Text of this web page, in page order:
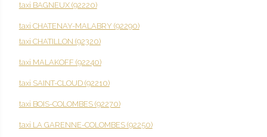
taxi BAGNEUX (92220)
taxi CHATENAY-MALABRY (92290)
taxi CHATILLON (92320)
taxi MALAKOFF (92240)
taxi SAINT-CLOUD (92210)
taxi BOIS-COLOMBES (92270)
taxi LA GARENNE-COLOMBES (92250)